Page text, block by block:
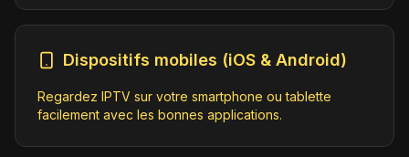
Dispositifs mobiles (iOS & Android)
Regardez IPTV sur votre smartphone ou tablette
facilement avec les bonnes applications.